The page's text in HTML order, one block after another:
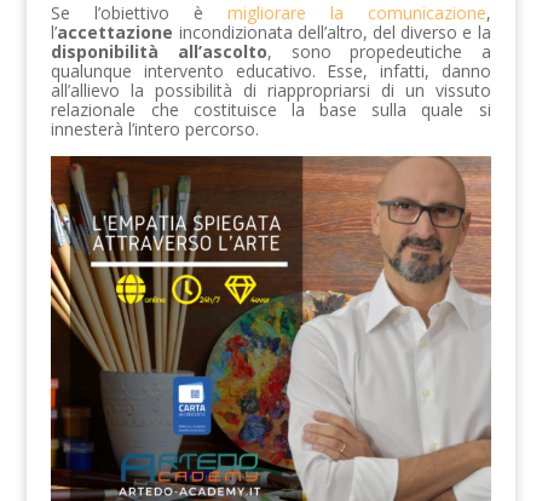
Se l’obiettivo è migliorare la comunicazione,
l’accettazione incondizionata dell’altro, del diverso e la
disponibilità all’ascolto, sono propedeutiche a
qualunque intervento educativo. Esse, infatti, danno
all’allievo la possibilità di riappropriarsi di un vissuto
relazionale che costituisce la base sulla quale si
innesterà l’intero percorso.